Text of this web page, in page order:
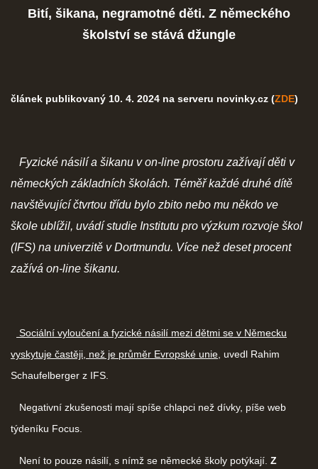
Bití, šikana, negramotné děti. Z německého
školství se stává džungle
článek publikovaný 10. 4. 2024 na serveru novinky.cz (ZDE)
Fyzické násilí a šikanu v on-line prostoru zažívají děti v
německých základních školách. Téměř každé druhé dítě
navštěvující čtvrtou třídu bylo zbito nebo mu někdo ve
škole ublížil, uvádí studie Institutu pro výzkum rozvoje škol
(IFS) na univerzitě v Dortmundu. Více než deset procent
zažívá on-line šikanu.
Sociální vyloučení a fyzické násilí mezi dětmi se v Německu
vyskytuje častěji, než je průměr Evropské unie , uvedl Rahim
Schaufelberger z IFS.
Negativní zkušenosti mají spíše chlapci než dívky, píše web
týdeníku Focus.
Není to pouze násilí, s nímž se německé školy potýkají. Z